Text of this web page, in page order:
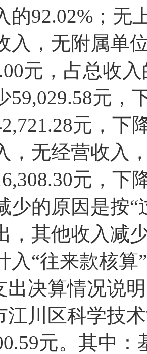
的92.02%； 无
入， 无附属单
.00元，占总收入
59,029.58元，
元，下
， 无经营收入
元， 下
少的原因是按“
，其他收入减
入 “往来款核算”
出决算情况说明
江川区科学技
元。其中：